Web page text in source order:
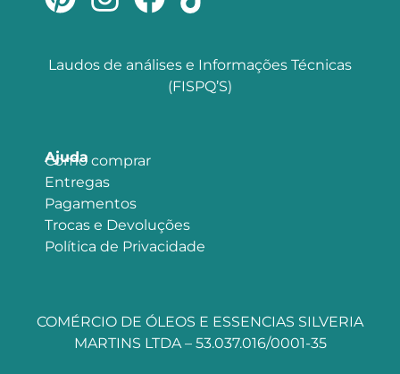
Laudos de análises e Informações Técnicas
(FISPQ’S)
Ajuda
Como comprar
Entregas
Pagamentos
Trocas e Devoluções
Política de Privacidade
COMÉRCIO DE ÓLEOS E ESSENCIAS SILVERIA
MARTINS LTDA – 53.037.016/0001-35